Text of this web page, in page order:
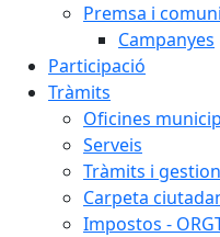
Premsa i
Campanyes
Participació
Tràmits
Oficines
Serveis
Tràmits i
Carpeta
Impostos -